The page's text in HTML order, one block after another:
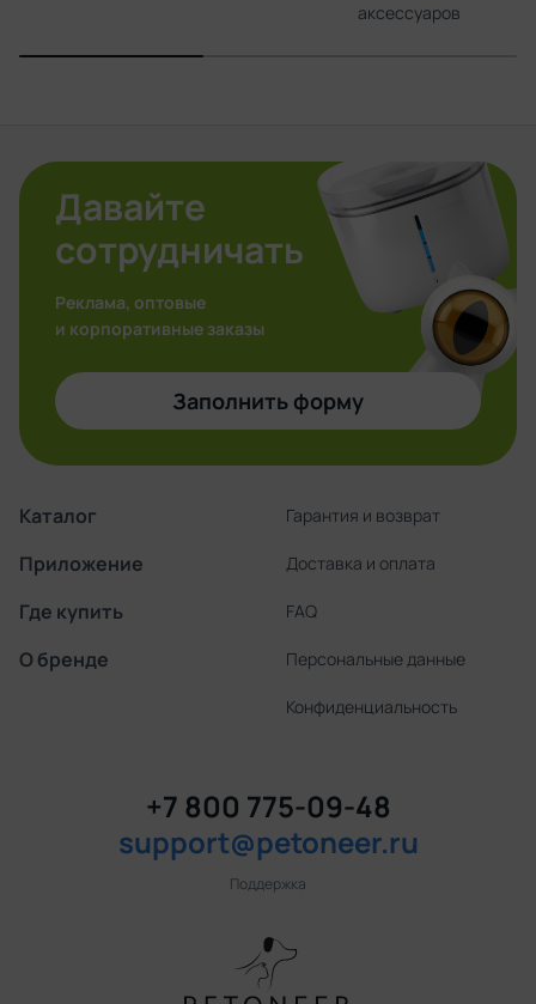
интерьер. А прямоугольная форма позволяет
аксессуаров
Давайте
сотрудничать
Реклама, оптовые
и корпоративные заказы
Заполнить форму
Каталог
Приложение
Где купить
О бренде
Гарантия и возврат
Доставка и оплата
FAQ
Персональные данные
Конфиденциаль­ность
+7 800 775-09-48
support@petoneer.ru
Поддержка